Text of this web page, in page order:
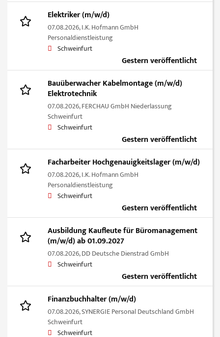
Elektriker (m/w/d)
07.08.2026,I.K. Hofmann GmbH
Personaldienstleistung
Schweinfurt
Gestern veröffentlicht
Bauüberwacher Kabelmontage (m/w/d)
Elektrotechnik
07.08.2026,FERCHAU GmbH Niederlassung
Schweinfurt
Schweinfurt
Gestern veröffentlicht
Facharbeiter Hochgenauigkeitslager (m/w/d)
07.08.2026,I.K. Hofmann GmbH
Personaldienstleistung
Schweinfurt
Gestern veröffentlicht
Ausbildung Kaufleute für Büromanagement
(m/w/d) ab 01.09.2027
07.08.2026,DD Deutsche Dienstrad GmbH
Schweinfurt
Gestern veröffentlicht
Finanzbuchhalter (m/w/d)
07.08.2026,SYNERGIE Personal Deutschland GmbH
Schweinfurt
Schweinfurt